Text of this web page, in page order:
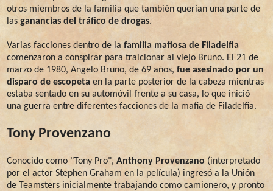
otros miembros de la familia que también querían una parte de
lasganancias del tráfico de drogas.
Varias facciones dentro de la familia mafiosa de Filadelfia
comenzaron a conspirar para traicionar al viejo Bruno. El 21 de
marzo de 1980, Angelo Bruno, de 69 años, fue asesinado por un
disparo de escopeta en la parte posterior de la cabeza mientras
estaba sentado en su automóvil frente a su casa, lo que inició
una guerra entre diferentes facciones de la mafia de Filadelfia.
Tony Provenzano
Conocido como "Tony Pro", Anthony Provenzano (interpretado
por el actor Stephen Graham en la película) ingresó a la Unión
de Teamsters inicialmente trabajando como camionero, y pronto